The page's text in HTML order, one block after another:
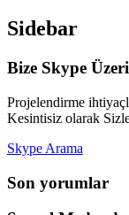
Sidebar
Bize Skype
Projelendirme
Kesintisiz olarak
Skype Arama
Son yorumlar